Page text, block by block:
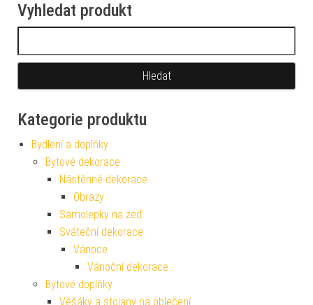
Vyhledat produkt
Kategorie produktu
Bydlení a doplňky
Bytové dekorace
Nástěnné dekorace
Obrazy
Samolepky na zeď
Sváteční dekorace
Vánoce
Vánoční dekorace
Bytové doplňky
Věšáky a stojany na oblečení